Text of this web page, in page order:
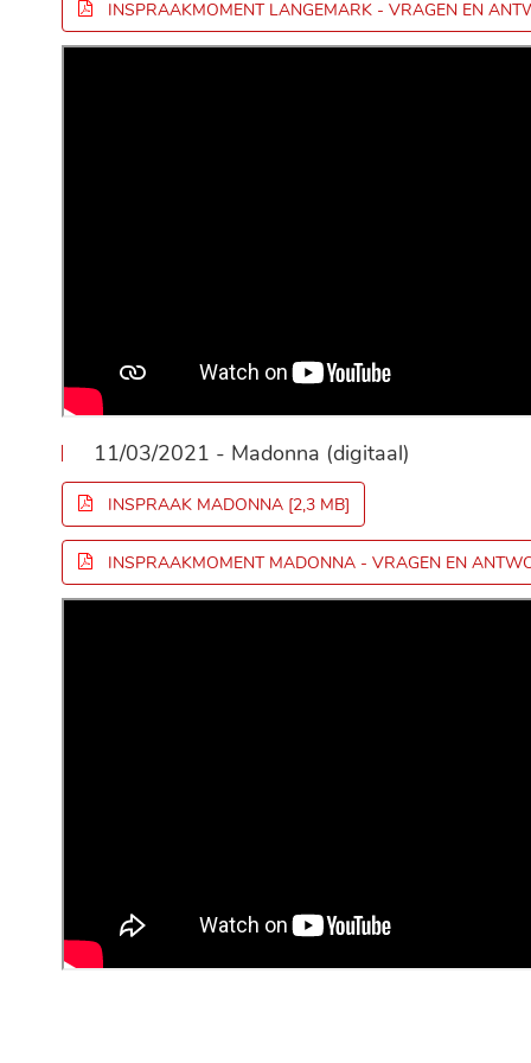
INSPRAAKMOMENT LANGEMARK - VRAGEN EN
11/03/2021 - Madonna (digitaal)
INSPRAAK MADONNA 2,3 MB
INSPRAAKMOMENT MADONNA - VRAGEN EN